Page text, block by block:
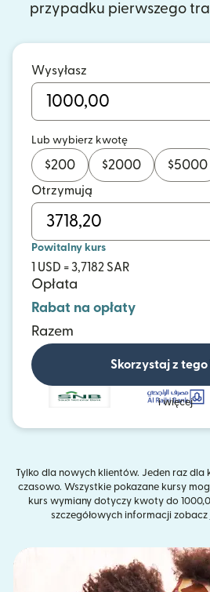
przypadku pierwszego
Wysyłasz
Lub wybierz kwotę
$200 $2000 $5000
Otrzymują
Powitalny kurs
1 USD = 3,7182 SAR
Opłata
Rabat na opłaty
Razem
Skorzystaj z tego
i więcej
Tylko dla nowych klientów. Jeden raz
czasowo. Wszystkie pokazane kursy
kurs wymiany dotyczy kwoty do
szczegółowych informacji zobacz